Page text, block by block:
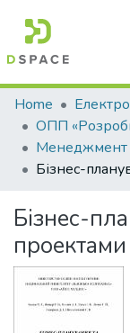
Communities &
All of DSpace
Statistics
Home
Бізнес-